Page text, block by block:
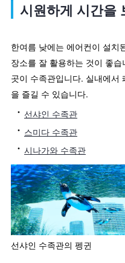
시원하게 시간을
한여름 낮에는 에어컨이 설치
장소를 잘 활용하는 것이 좋
곳이 수족관입니다. 실내에서
을 즐길 수 있습니다.
선샤인 수족관
스미다 수족관
시나가와 수족관
선샤인 수족관의 펭귄